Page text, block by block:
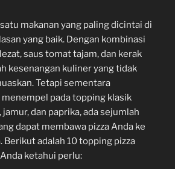
makanan yang paling dicintai di
yang baik. Dengan kombinasi
saus tomat tajam, dan kerak
kesenangan kuliner yang tidak
Tetapi sementara
menempel pada topping klasik
dan paprika, ada sejumlah
dapat membawa pizza Anda ke
adalah 10 topping pizza
ketahui perlu: